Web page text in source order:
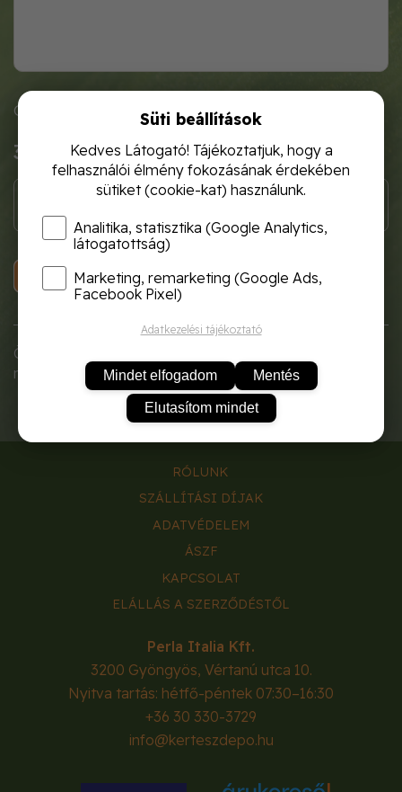
Cikkszám: agva4801
3 000 Ft
KOSÁRBA
Összecsukható ágvágó fűrész, ergonomikus
markolattal. Fűrészlap hossza: 18 cm.
RÓLUNK
SZÁLLÍTÁSI DÍJAK
ADATVÉDELEM
ÁSZF
KAPCSOLAT
ELÁLLÁS A SZERZŐDÉSTŐL
Perla Italia Kft.
3200 Gyöngyös, Vértanú utca 10.
Nyitva tartás: hétfő-péntek 07:30–16:30
+36 30 330-3729
info@kerteszdepo.hu
Süti beállítások
Kedves Látogató! Tájékoztatjuk, hogy a
felhasználói élmény fokozásának érdekében
sütiket (cookie-kat) használunk.
Analitika, statisztika (Google Analytics,
látogatottság)
Marketing, remarketing (Google Ads,
Facebook Pixel)
Adatkezelési tájékoztató
Mindet elfogadom Mentés
Elutasítom mindet